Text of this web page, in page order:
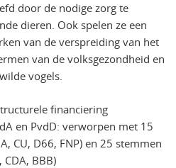
door de nodige zorg te
dieren. Ook spelen ze een
van de verspreiding van het
van de volksgezondheid en
vogels.
financiering
en PvdD: verworpen met 15
CU, D66, FNP) en 25 stemmen
CDA, BBB)